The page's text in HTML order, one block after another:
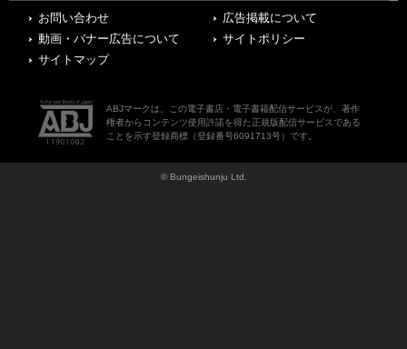
お問い合わせ
広告掲載について
動画・バナー広告について
サイトポリシー
サイトマップ
ABJマークは、この電子書店・電子書籍配信サービスが、著作
権者からコンテンツ使用許諾を得た正規版配信サービスである
ことを示す登録商標（登録番号6091713号）です。
© Bungeishunju Ltd.